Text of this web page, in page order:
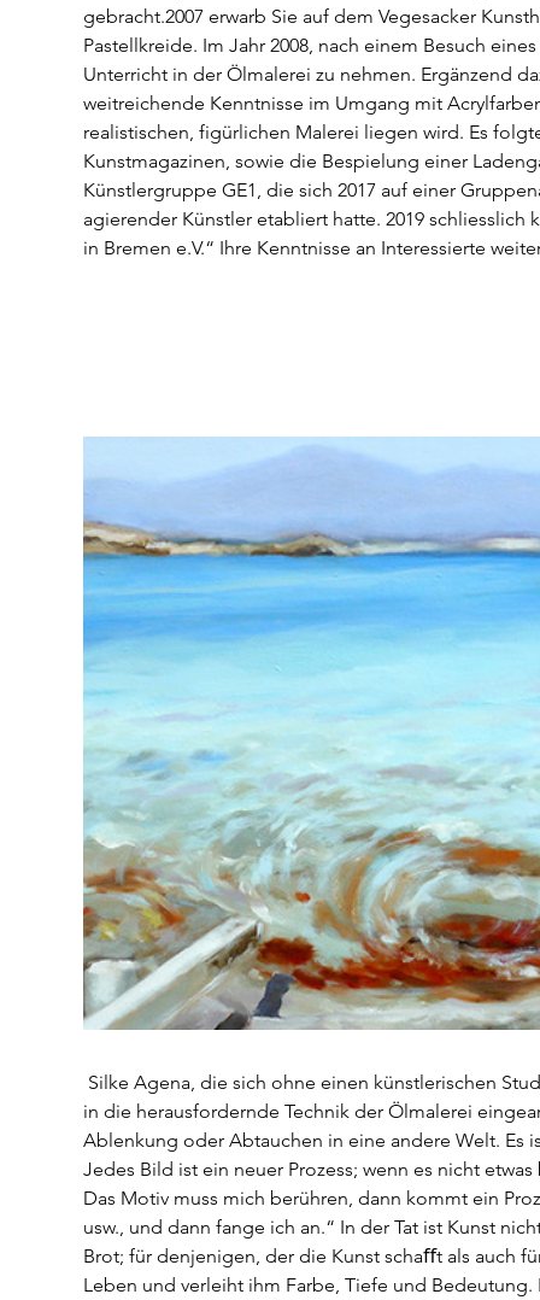
gebracht.2007 erwarb Sie auf dem Vegesacker
Pastellkreide. Im Jahr 2008, nach einem Besuch
Unterricht in der Ölmalerei zu nehmen. Ergänzend
weitreichende Kenntnisse im Umgang mit
realistischen, figürlichen Malerei liegen wird. Es
Kunstmagazinen, sowie die Bespielung einer
Künstlergruppe GE1, die sich 2017 auf einer
agierender Künstler etabliert hatte. 2019
in Bremen e.V.“ Ihre Kenntnisse an Interessierte
in die herausfordernde Technik der Ölmalerei
Ablenkung oder Abtauchen in eine andere Welt.
Jedes Bild ist ein neuer Prozess; wenn es nicht
Das Motiv muss mich berühren, dann kommt ein
usw., und dann fange ich an.“ In der Tat ist Kunst
Brot; für denjenigen, der die Kunst schaﬀt als auch
Leben und verleiht ihm Farbe, Tiefe und